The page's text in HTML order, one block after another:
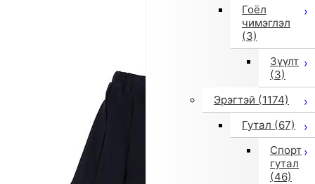
Гоёл
чимэглэл
(3)
Зүүлт
(3)
Эрэгтэй (1174)
Гутал (67)
Спорт
гутал
(46)